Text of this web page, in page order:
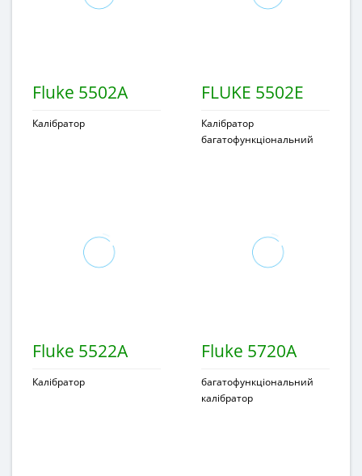
Fluke 5502A
Калібратор
FLUKE 5502E
Калібратор
багатофункціональний
Fluke 5522A
Калібратор
Fluke 5720A
багатофункціональний
калібратор